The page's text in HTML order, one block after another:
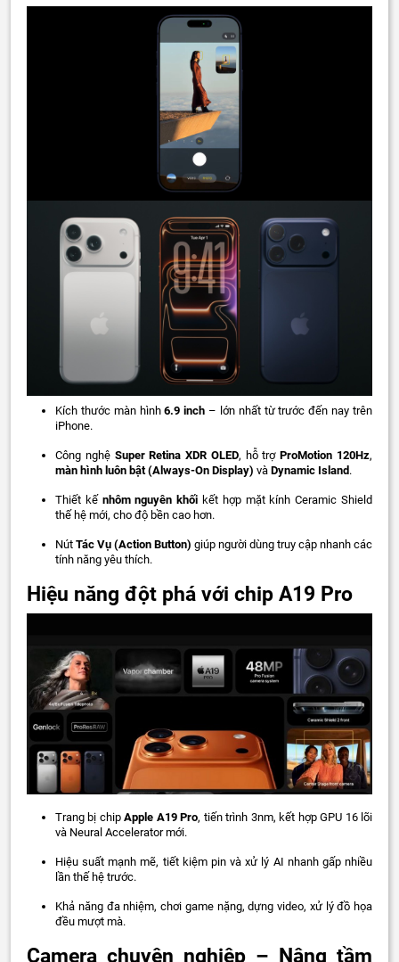
Kích thước màn hình6.9 inch – lớn nhất từ trước đến nay trên
iPhone.
Công nghệ Super Retina XDR OLED, hỗ trợProMotion 120Hz,
màn hình luôn bật (Always-On Display) và Dynamic Island.
Thiết kế nhôm nguyên khối kết hợp mặt kính Ceramic Shield
thế hệ mới, cho độ bền cao hơn.
Nút Tác Vụ (Action Button) giúp người dùng truy cập nhanh các
tính năng yêu thích.
Hiệu năng đột phá với chip A19 Pro
Trang bị chipApple A19 Pro, tiến trình 3nm, kết hợp GPU 16 lõi
và Neural Accelerator mới.
Hiệu suất mạnh mẽ, tiết kiệm pin và xử lý AI nhanh gấp nhiều
lần thế hệ trước.
Khả năng đa nhiệm, chơi game nặng, dựng video, xử lý đồ họa
đều mượt mà.
Camera chuyên nghiệp – Nâng tầm